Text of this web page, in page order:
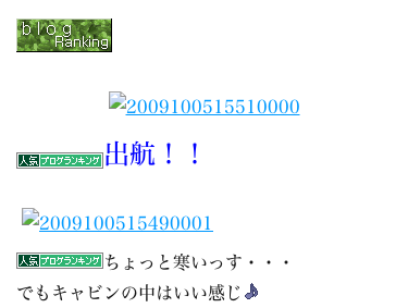
出航！！
ちょっと寒いっす・・・
でもキャビンの中はいい感じ